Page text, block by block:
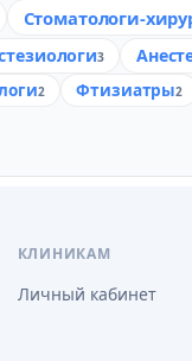
Стоматологи-
3
2 Фтизиатры2
КЛИНИКАМ
Личный кабинет